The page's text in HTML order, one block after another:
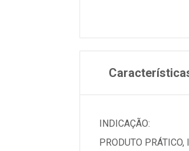
INDICAÇÃO:
PRODUTO